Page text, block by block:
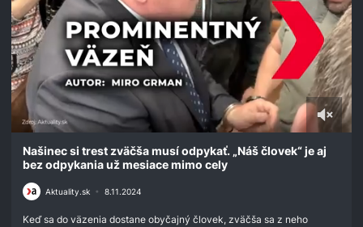
seconds
minutes,
seconds
Našinec si trest zväčša musí odpykať. „Náš človek“ je aj
bez odpykania už mesiace mimo cely
Aktuality.sk • 8.11.2024
Keď sa do väzenia dostane obyčajný človek, zväčša sa z neho